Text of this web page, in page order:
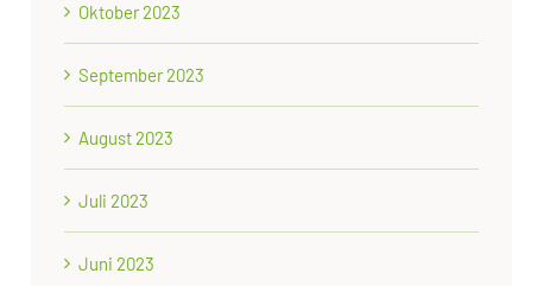
Oktober 2023
September 2023
August 2023
Juli 2023
Juni 2023